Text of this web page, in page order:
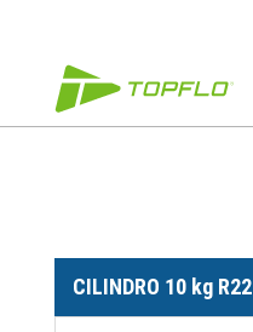
CILINDRO 10 kg R22